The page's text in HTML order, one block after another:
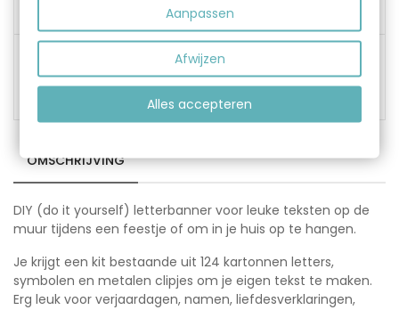
100% garantie. Niet
tevreden, wij lossen het
op!
OMSCHRIJVING
DIY (do it yourself) letterbanner voor leuke teksten op de
muur tijdens een feestje of om in je huis op te hangen.
Je krijgt een kit bestaande uit 124 kartonnen letters,
symbolen en metalen clipjes om je eigen tekst te maken.
Erg leuk voor verjaardagen, namen, liefdesverklaringen,
Aanpassen
Afwijzen
Alles accepteren